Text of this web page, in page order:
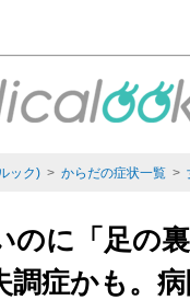
ック) > からだの症状一覧 >
のに「足の
調症かも。